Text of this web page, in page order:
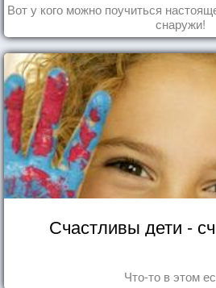
Вот у кого можно поучиться
снаружи!
Счастливы дети -
Что-то в этом